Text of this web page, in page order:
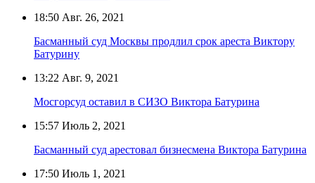
18:50 Авг. 26, 2021
Басманный суд Москвы продлил срок ареста Виктору
Батурину
13:22 Авг. 9, 2021
Мосгорсуд оставил в СИЗО Виктора Батурина
15:57 Июль 2, 2021
Басманный суд арестовал бизнесмена Виктора Батурина
17:50 Июль 1, 2021